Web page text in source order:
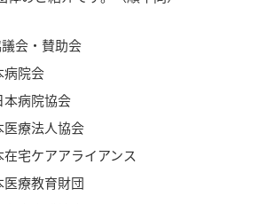
会・賛助会
病院会
本病院協会
療法人協会
宅ケアアライアンス
療教育財団